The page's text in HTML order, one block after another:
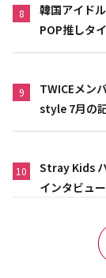
8
韓国アイド
POP推しタ
9
TWICEメン
style 7月の
10
Stray Kids
インタビュ